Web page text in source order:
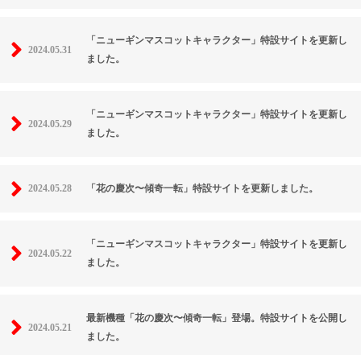
2024.05.31
「ニューギンマスコットキャラクター」特設サイトを更新し
ました。
2024.05.29
「ニューギンマスコットキャラクター」特設サイトを更新し
ました。
2024.05.28 「花の慶次〜傾奇一転」特設サイトを更新しました。
2024.05.22
「ニューギンマスコットキャラクター」特設サイトを更新し
ました。
2024.05.21
最新機種「花の慶次〜傾奇一転」登場。特設サイトを公開し
ました。